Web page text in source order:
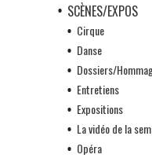
SCÈNES/EXPOS
Cirque
Danse
Dossiers/
Entretiens
Expositions
La vidéo de la
Opéra